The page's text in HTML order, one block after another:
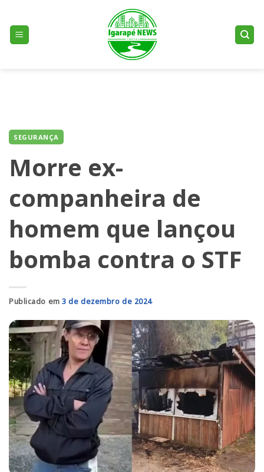
content
SEGURANÇA
Morre ex-
companheira de
homem que lançou
bomba contra o STF
Publicado em3 de dezembro de 2024